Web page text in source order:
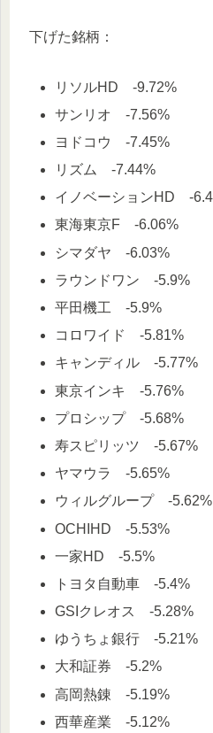
下げた銘柄：
リソルHD -9.72%
サンリオ -7.56%
ヨドコウ -7.45%
リズム -7.44%
イノベーションHD -
東海東京F -6.06%
シマダヤ -6.03%
ラウンドワン -5.9%
平田機工 -5.9%
コロワイド -5.81%
キャンディル -5.77%
東京インキ -5.76%
プロシップ -5.68%
寿スピリッツ -5.67%
ヤマウラ -5.65%
ウィルグループ -5.62%
OCHIHD -5.53%
一家HD -5.5%
トヨタ自動車 -5.4%
GSIクレオス -5.28%
ゆうちょ銀行 -5.21%
大和証券 -5.2%
高岡熱錬 -5.19%
西華産業 -5.12%